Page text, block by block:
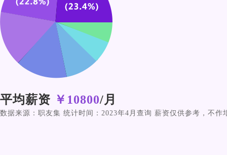
平均薪资 ￥10800/月
数据来源：职友集 统计时间：2023年4月查询 薪资仅供参考，不作